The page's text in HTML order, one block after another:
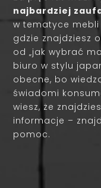
najbardziej
w tematyce mebli
gdzie znajdziesz
od „jak wybrać
biuro w stylu
obecne, bo
świadomi
wiesz, że
informacje –
pomoc.